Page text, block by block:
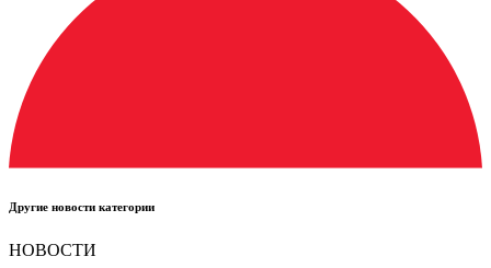
Другие новости категории
НОВОСТИ